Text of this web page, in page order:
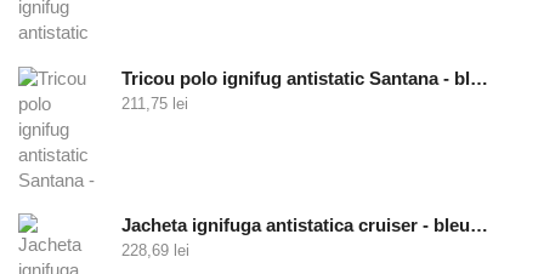
Tricou polo ignifug antistatic Santana - bleumarin
211,75 lei
Jacheta ignifuga antistatica cruiser - bleumarin
228,69 lei